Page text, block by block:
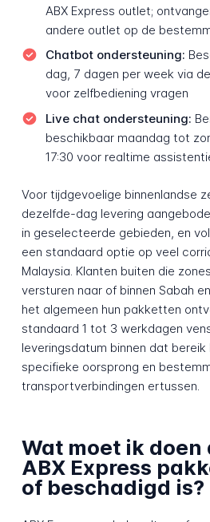
ABX Express outlet;
andere outlet op de
Chatbot ondersteuning:
dag, 7 dagen per week via
voor zelfbediening vragen
Live chat ondersteuning:
beschikbaar maandag tot
17:30 voor realtime
Voor tijdgevoelige binnenlandse
dezelfde-dag levering
in geselecteerde gebieden, en
een standaard optie op veel
Malaysia. Klanten buiten die
versturen naar of binnen Sabah
het algemeen hun pakketten
standaard 1 tot 3 werkdagen
leveringsdatum binnen dat
specifieke oorsprong en
transportverbindingen ertussen.
Wat moet ik doen
ABX Express
of beschadigd is?